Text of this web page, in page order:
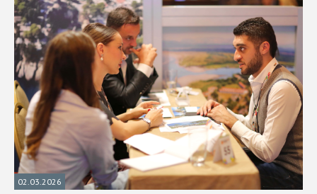
02.03.2026